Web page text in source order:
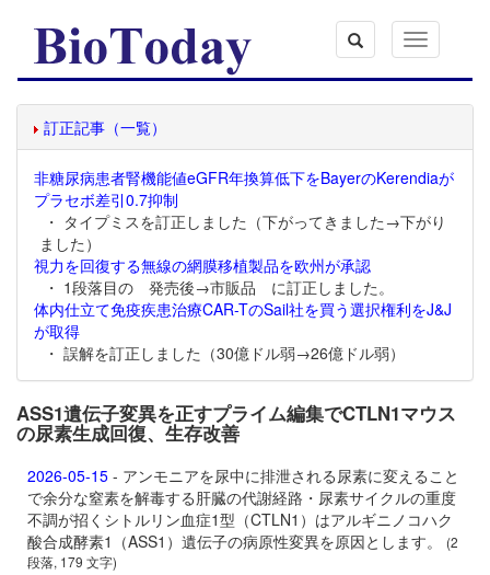
Toggle
navigation
訂正記事（一覧）
非糖尿病患者腎機能値eGFR年換算低下をBayerのKerendiaが
プラセボ差引0.7抑制
・ タイプミスを訂正しました（下がってきました→下がり
ました）
視力を回復する無線の網膜移植製品を欧州が承認
・ 1段落目の 発売後→市販品 に訂正しました。
体内仕立て免疫疾患治療CAR-TのSail社を買う選択権利をJ&J
が取得
・ 誤解を訂正しました（30億ドル弱→26億ドル弱）
ASS1遺伝子変異を正すプライム編集でCTLN1マウス
の尿素生成回復、生存改善
2026-05-15 - アンモニアを尿中に排泄される尿素に変えること
で余分な窒素を解毒する肝臓の代謝経路・尿素サイクルの重度
不調が招くシトルリン血症1型（CTLN1）はアルギニノコハク
酸合成酵素1（ASS1）遺伝子の病原性変異を原因とします。
(2
段落, 179 文字)